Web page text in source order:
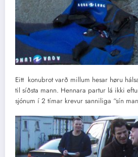
Eitt konubrot varð millum hesar høru
til síðsta mann. Hennara partur lá ikki
sjónum í 2 tímar krevur sanniliga “sín